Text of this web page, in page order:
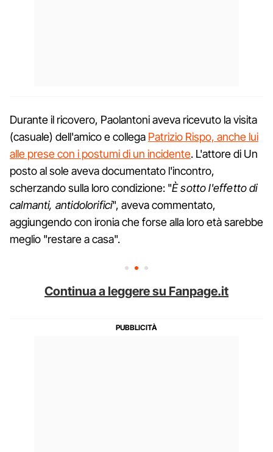
Durante il ricovero, Paolantoni aveva ricevuto la visita
(casuale) dell'amico e collega Patrizio Rispo, anche lui
alle prese con i postumi di un incidente. L'attore di Un
posto al sole aveva documentato l'incontro,
scherzando sulla loro condizione: "È sotto l'effetto di
calmanti, antidolorifici", aveva commentato,
aggiungendo con ironia che forse alla loro età sarebbe
meglio "restare a casa".
Continua a leggere su Fanpage.it